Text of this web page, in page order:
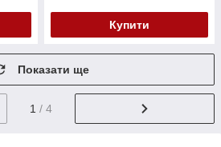
Купити
Показати ще
1 / 4